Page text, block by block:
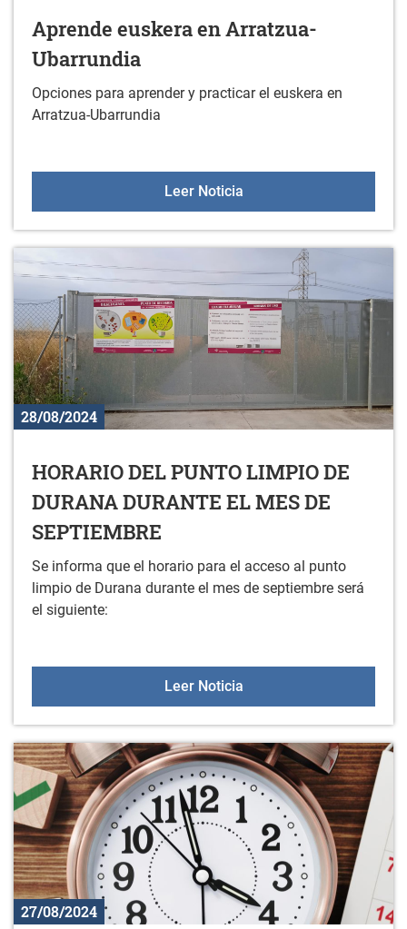
Aprende euskera en Arratzua-
Ubarrundia
Opciones para aprender y practicar el euskera en
Arratzua-Ubarrundia
Leer NoticiaAprende euskera en
28/08/2024
HORARIO DEL PUNTO LIMPIO DE
DURANA DURANTE EL MES DE
SEPTIEMBRE
Se informa que el horario para el acceso al punto
limpio de Durana durante el mes de septiembre será
el siguiente:
Leer NoticiaHORARIO DEL PUNTO
27/08/2024